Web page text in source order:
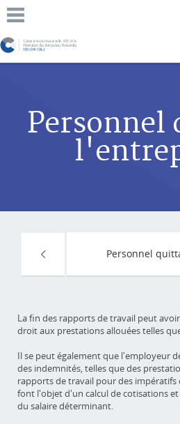
Personnel
La fin des rapports de travail peut
droit aux prestations allouées telles
Il se peut également que l'employeur
des indemnités, telles que des
rapports de travail pour des
font l'objet d'un calcul de cotisations
du salaire déterminant.